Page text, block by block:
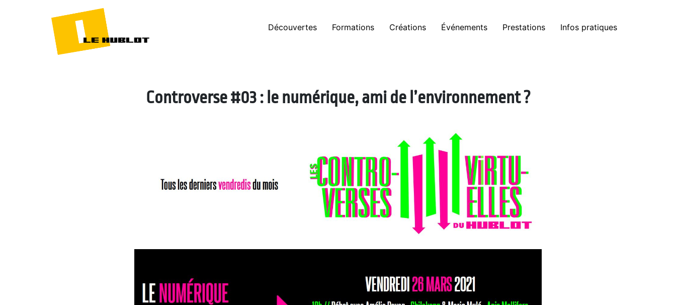
Découvertes Formations Créations Événements Prestations Infos pratiques
Controverse #03 : le numérique, ami de l’environnement ?